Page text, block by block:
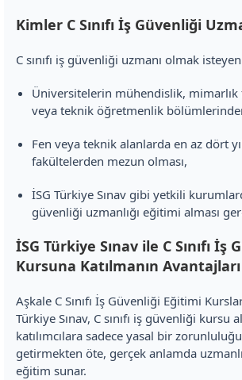
Kimler C Sınıfı İş Güvenliği
C sınıfı iş güvenliği uzmanı olmak
Üniversitelerin mühendislik,
veya teknik öğretmenlik
Fen veya teknik alanlarda en az dört
fakültelerden mezun olması,
İSG Türkiye Sınav gibi yetkili
güvenliği uzmanlığı eğitimi alması
İSG Türkiye Sınav ile C Sınıfı İş
Kursuna Katılmanın Avantajları
Aşkale C Sınıfı İş Güvenliği Eğitimi
Türkiye Sınav, C sınıfı iş güvenliği kursu
katılımcılara sadece yasal bir
getirmekten öte, gerçek anlamda
eğitim sunar.